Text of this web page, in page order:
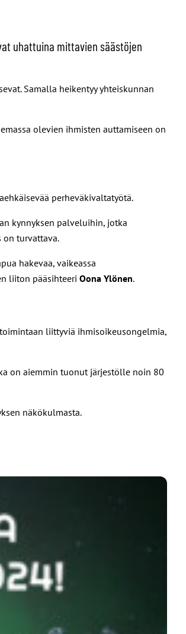
uhattuina mittavien säästöjen
Samalla heikentyy yhteiskunnan
olevien ihmisten auttamiseen on
perheväkivaltatyötä.
kynnyksen palveluihin, jotka
on turvattava.
hakevaa, vaikeassa
liiton pääsihteeri Oona Ylönen.
liittyviä ihmisoikeusongelmia,
on aiemmin tuonut järjestölle noin 80
näkökulmasta.